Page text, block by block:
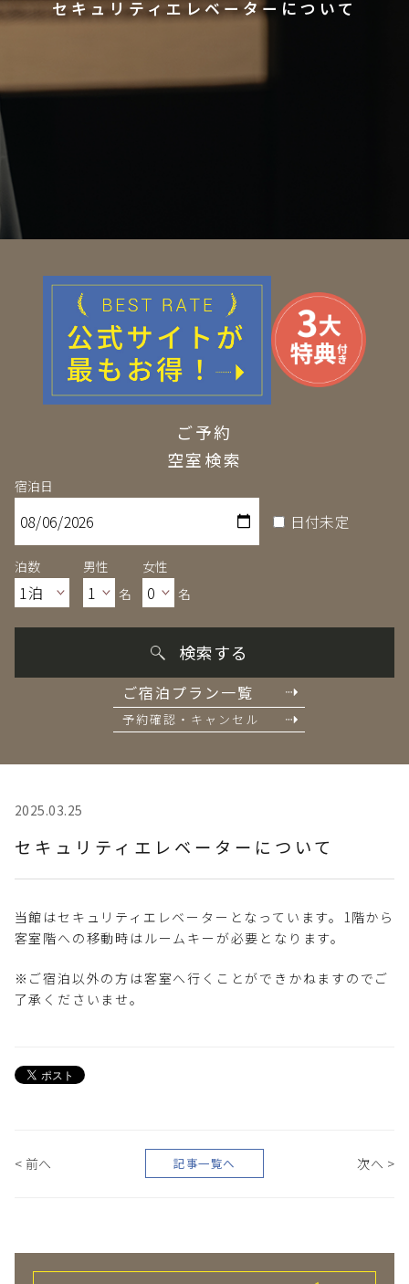
セキュリティエレベーターについて
ご予約
空室検索
宿泊日
日付未定
泊数
男性
名
女性
名
検索する
ご宿泊プラン一覧
予約確認・キャンセル
2025.03.25
セキュリティエレベーターについて
当館はセキュリティエレベーターとなっています。1階から
客室階への移動時はルームキーが必要となります。
※ご宿泊以外の方は客室へ行くことができかねますのでご
了承くださいませ。
< 前へ 記事一覧へ 次へ >